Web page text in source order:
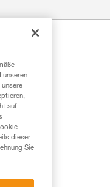
unseren
unsere
auf
dieser
Sie